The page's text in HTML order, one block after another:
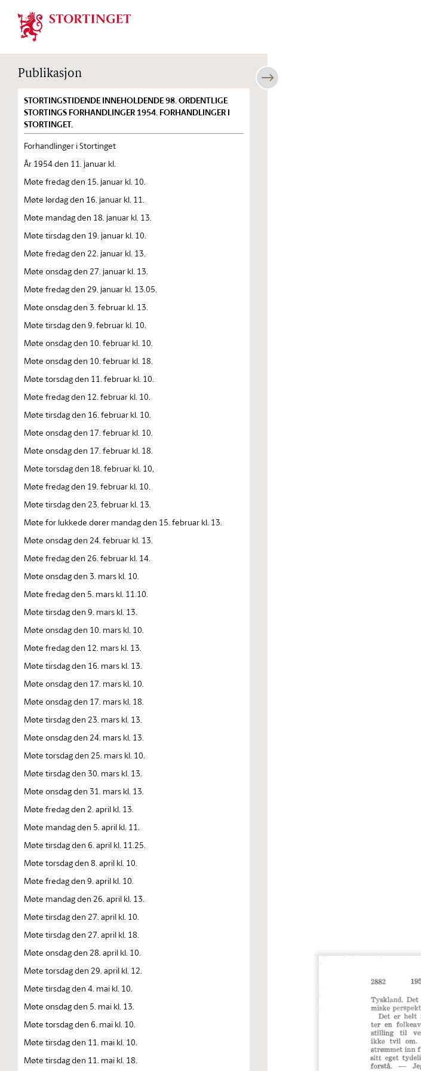
Stortinget.no
Publikasjon
STORTINGSTIDENDE INNEHOLDENDE 98. ORDENTLIGE
STORTINGS FORHANDLINGER 1954. FORHANDLINGER I
STORTINGET.
Forhandlinger i Stortinget
År 1954 den 11. januar kl.
Møte fredag den 15. januar kl. 10.
Møte lørdag den 16. januar kl. 11.
Møte mandag den 18. januar kl. 13.
Møte tirsdag den 19. januar kl. 10.
Møte fredag den 22. januar kl. 13.
Møte onsdag den 27. januar kl. 13.
Møte fredag den 29. januar kl. 13.05.
Møte onsdag den 3. februar kl. 13.
Møte tirsdag den 9. februar kl. 10.
Møte onsdag den 10. februar kl. 10.
Møte onsdag den 10. februar kl. 18.
Møte torsdag den 11. februar kl. 10.
Møte fredag den 12. februar kl. 10.
Møte tirsdag den 16. februar kl. 10.
Møte onsdag den 17. februar kl. 10.
Møte onsdag den 17. februar kl. 18.
Møte torsdag den 18. februar kl. 10,
Møte fredag den 19. februar kl. 10.
Møte tirsdag den 23. februar kl. 13.
Møte for lukkede dører mandag den 15. februar kl. 13.
Møte onsdag den 24. februar kl. 13.
Møte fredag den 26. februar kl. 14.
Møte onsdag den 3. mars kl. 10.
Møte fredag den 5. mars kl. 11.10.
Møte tirsdag den 9. mars kl. 13.
Møte onsdag den 10. mars kl. 10.
Møte fredag den 12. mars kl. 13.
Møte tirsdag den 16. mars kl. 13.
Møte onsdag den 17. mars kl. 10.
Møte onsdag den 17. mars kl. 18.
Møte tirsdag den 23. mars kl. 13.
Møte onsdag den 24. mars kl. 13.
Møte torsdag den 25. mars kl. 10.
Møte tirsdag den 30. mars kl. 13.
Møte onsdag den 31. mars kl. 13.
Møte fredag den 2. april kl. 13.
Møte mandag den 5. april kl. 11.
Møte tirsdag den 6. april kl. 11.25.
Møte torsdag den 8. april kl. 10.
Møte fredag den 9. april kl. 10.
Møte mandag den 26. april kl. 13.
Møte tirsdag den 27. april kl. 10.
Møte tirsdag den 27. april kl. 18.
Møte onsdag den 28. april kl. 10.
Møte torsdag den 29. april kl. 12.
Møte tirsdag den 4. mai kl. 10.
Møte onsdag den 5. mai kl. 13.
Møte torsdag den 6. mai kl. 10.
Møte tirsdag den 11. mai kl. 10.
Møte tirsdag den 11. mai kl. 18.